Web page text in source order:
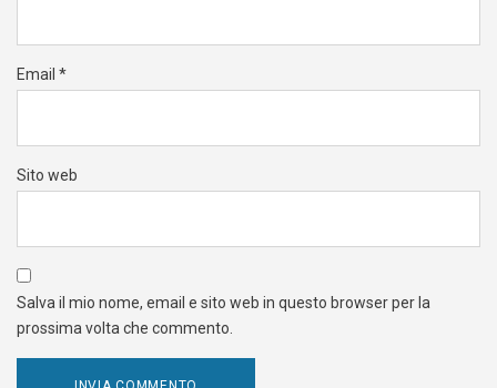
Email *
Sito web
Salva il mio nome, email e sito web in questo browser per la
prossima volta che commento.